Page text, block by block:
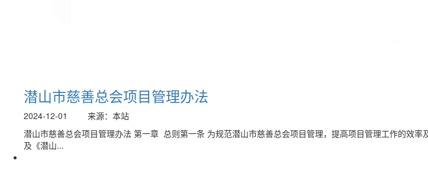
潜山市慈善总会项目管理办法
2024-12-01
来源：本站
潜山市慈善总会项目管理办法 第一章 总则第一条 为规范潜山市慈善总会项目管理，提高项目管理工作的效
及《潜山...